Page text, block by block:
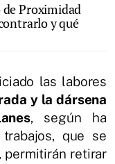
Proximidad
y qué
las labores
y la dársena
, según ha
que se
permitirán retirar